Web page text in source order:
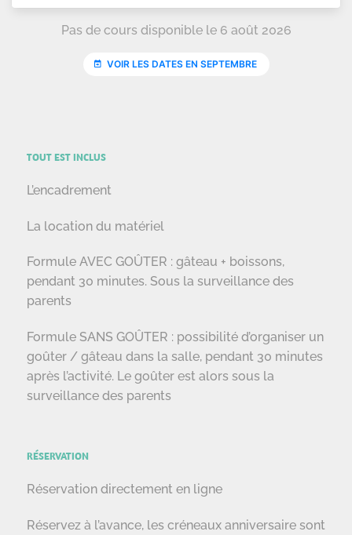
TOUT EST INCLUS
L’encadrement
La location du matériel
Formule AVEC GOÛTER : gâteau + boissons,
pendant 30 minutes. Sous la surveillance des
parents
Formule SANS GOÛTER : possibilité d’organiser un
goûter / gâteau dans la salle, pendant 30 minutes
après l’activité. Le goûter est alors sous la
surveillance des parents
RÉSERVATION
Réservation directement en ligne
Réservez à l’avance, les créneaux anniversaire sont